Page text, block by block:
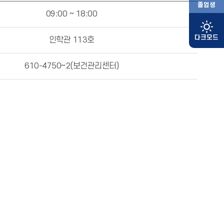
졸업생
09:00 ~ 18:00
인학관 113호
610-4750~2(보건관리센터)